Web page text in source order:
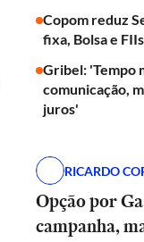
Copom reduz
fixa, Bolsa e FIIs
Gribel: 'Tempo
comunicação,
juros'
RICARDO
Opção por
campanha,